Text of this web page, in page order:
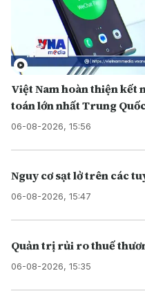
Việt Nam hoàn thiện kết
toán lớn nhất Trung
06-08-2026, 15:56
Nguy cơ sạt lở trên các
06-08-2026, 15:47
Quản trị rủi ro thuế
06-08-2026, 15:35